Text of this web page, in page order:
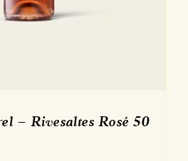
– Rivesaltes Rosé 50